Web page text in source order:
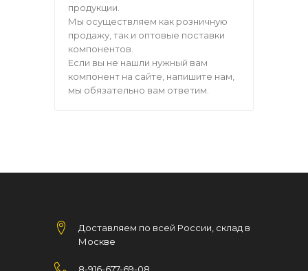
продукции.
Мы осуществляем как розничную
продажу, так и оптовые поставки
компонентов.
Если вы не нашли нужный вам
компонент на сайте, напишите нам,
мы обязательно вам ответим.
Доставляем по всей России, склад в
Москве